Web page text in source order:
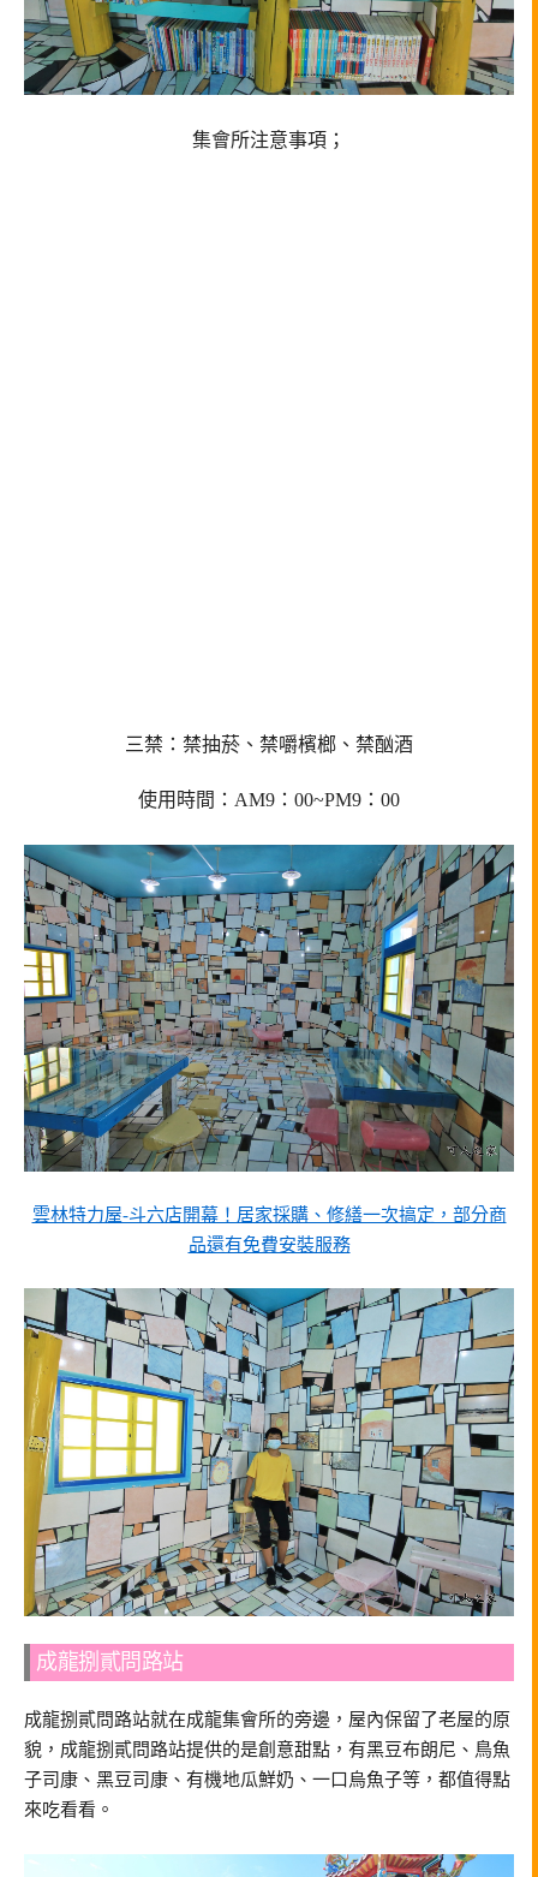
集會所注意事項；
三禁：禁抽菸、禁嚼檳榔、禁酗酒
使用時間：AM9：00~PM9：00
雲林特力屋-斗六店開幕！居家採購、修繕一次搞定，部分商
品還有免費安裝服務
成龍捌貳問路站
成龍捌貳問路站就在成龍集會所的旁邊，屋內保留了老屋的原
貌，成龍捌貳問路站提供的是創意甜點，有黑豆布朗尼、鳥魚
子司康、黑豆司康、有機地瓜鮮奶、一口烏魚子等，都值得點
來吃看看。